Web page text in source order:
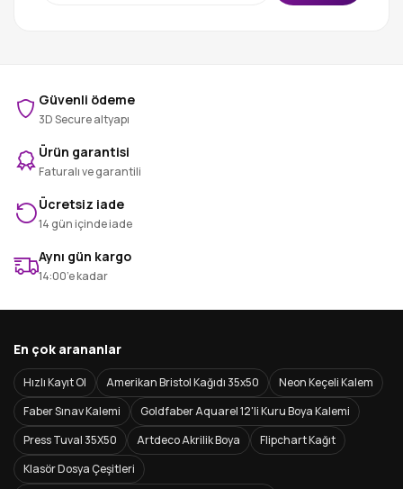
Güvenli ödeme
3D Secure altyapı
Ürün garantisi
Faturalı ve garantili
Ücretsiz iade
14 gün içinde iade
Aynı gün kargo
14:00’e kadar
En çok arananlar
Hızlı Kayıt Ol Amerikan Bristol Kağıdı 35x50
Neon Keçeli Kalem
Faber Sınav Kalemi
Goldfaber Aquarel 12'li Kuru Boya Kalemi
Press Tuval 35X50
Artdeco Akrilik Boya
Flipchart Kağıt
Klasör Dosya Çeşitleri